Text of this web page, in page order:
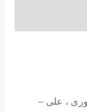
، علی –